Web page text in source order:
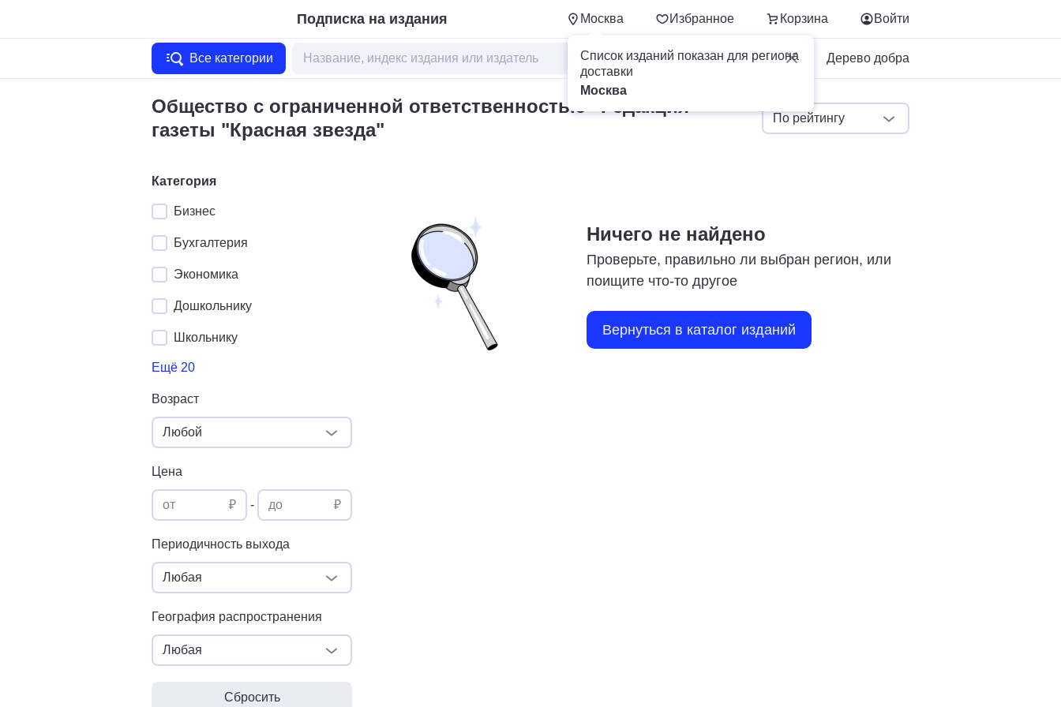
Подписка на издания Москва Избранное Корзина
Список изданий показан для региона
доставки
Москва
Войти
Все категории Для бизнеса Дерево добра
Общество с ограниченной ответственностью "Редакция
газеты "Красная звезда"
По рейтингу
Категория
Бизнес
Бухгалтерия
Экономика
Дошкольнику
Школьнику
Ещё 20
Возраст
Любой
Цена
от ₽ - до ₽
Периодичность выхода
Любая
География распространения
Любая
Сбросить
Ничего не найдено
Проверьте, правильно ли выбран регион, или
поищите что-то другое
Вернуться в каталог изданий